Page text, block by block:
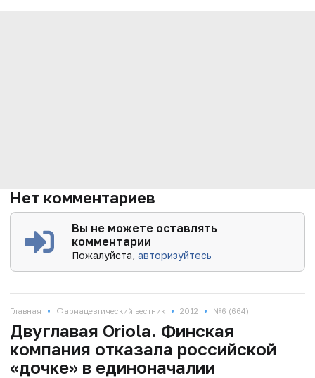
Нет комментариев
Вы не можете оставлять
комментарии
Пожалуйста,авторизуйтесь
Главная • Фармацевтический вестник • 2012 • №6 (664)
Двуглавая Oriola. Финская
компания отказала российской
«дочке» в единоначалии